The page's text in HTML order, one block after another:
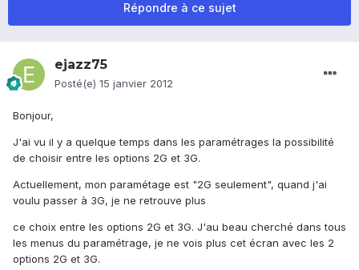
Répondre à ce sujet
ejazz75
Posté(e) 15 janvier 2012
Bonjour,
J'ai vu il y a quelque temps dans les paramétrages la possibilité
de choisir entre les options 2G et 3G.
Actuellement, mon paramétage est "2G seulement", quand j'ai
voulu passer à 3G, je ne retrouve plus
ce choix entre les options 2G et 3G. J'au beau cherché dans tous
les menus du paramétrage, je ne vois plus cet écran avec les 2
options 2G et 3G.